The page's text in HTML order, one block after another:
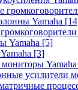
Yamaha
Yamaha [5]
[3]
Yamaha
усилители